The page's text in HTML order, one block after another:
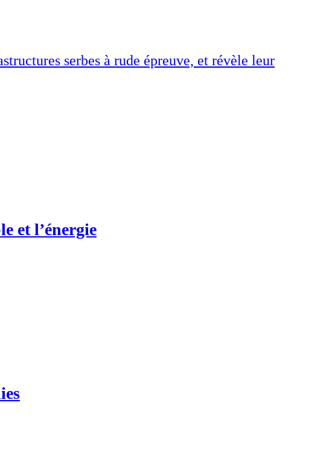
serbes à rude épreuve, et révèle leur
et l’énergie